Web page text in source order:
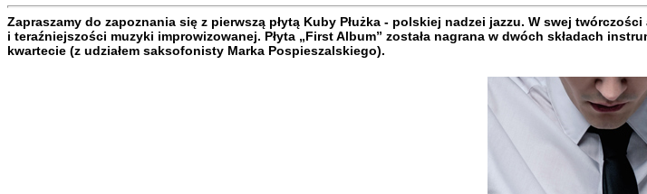
Zapraszamy do zapoznania się z pierwszą płytą Kuby Płużka - polskiej nadzei jazzu. W swej
i teraźniejszości muzyki improwizowanej. Płyta „First Album” została nagrana w dwóch składach
kwartecie (z udziałem saksofonisty Marka Pospieszalskiego).